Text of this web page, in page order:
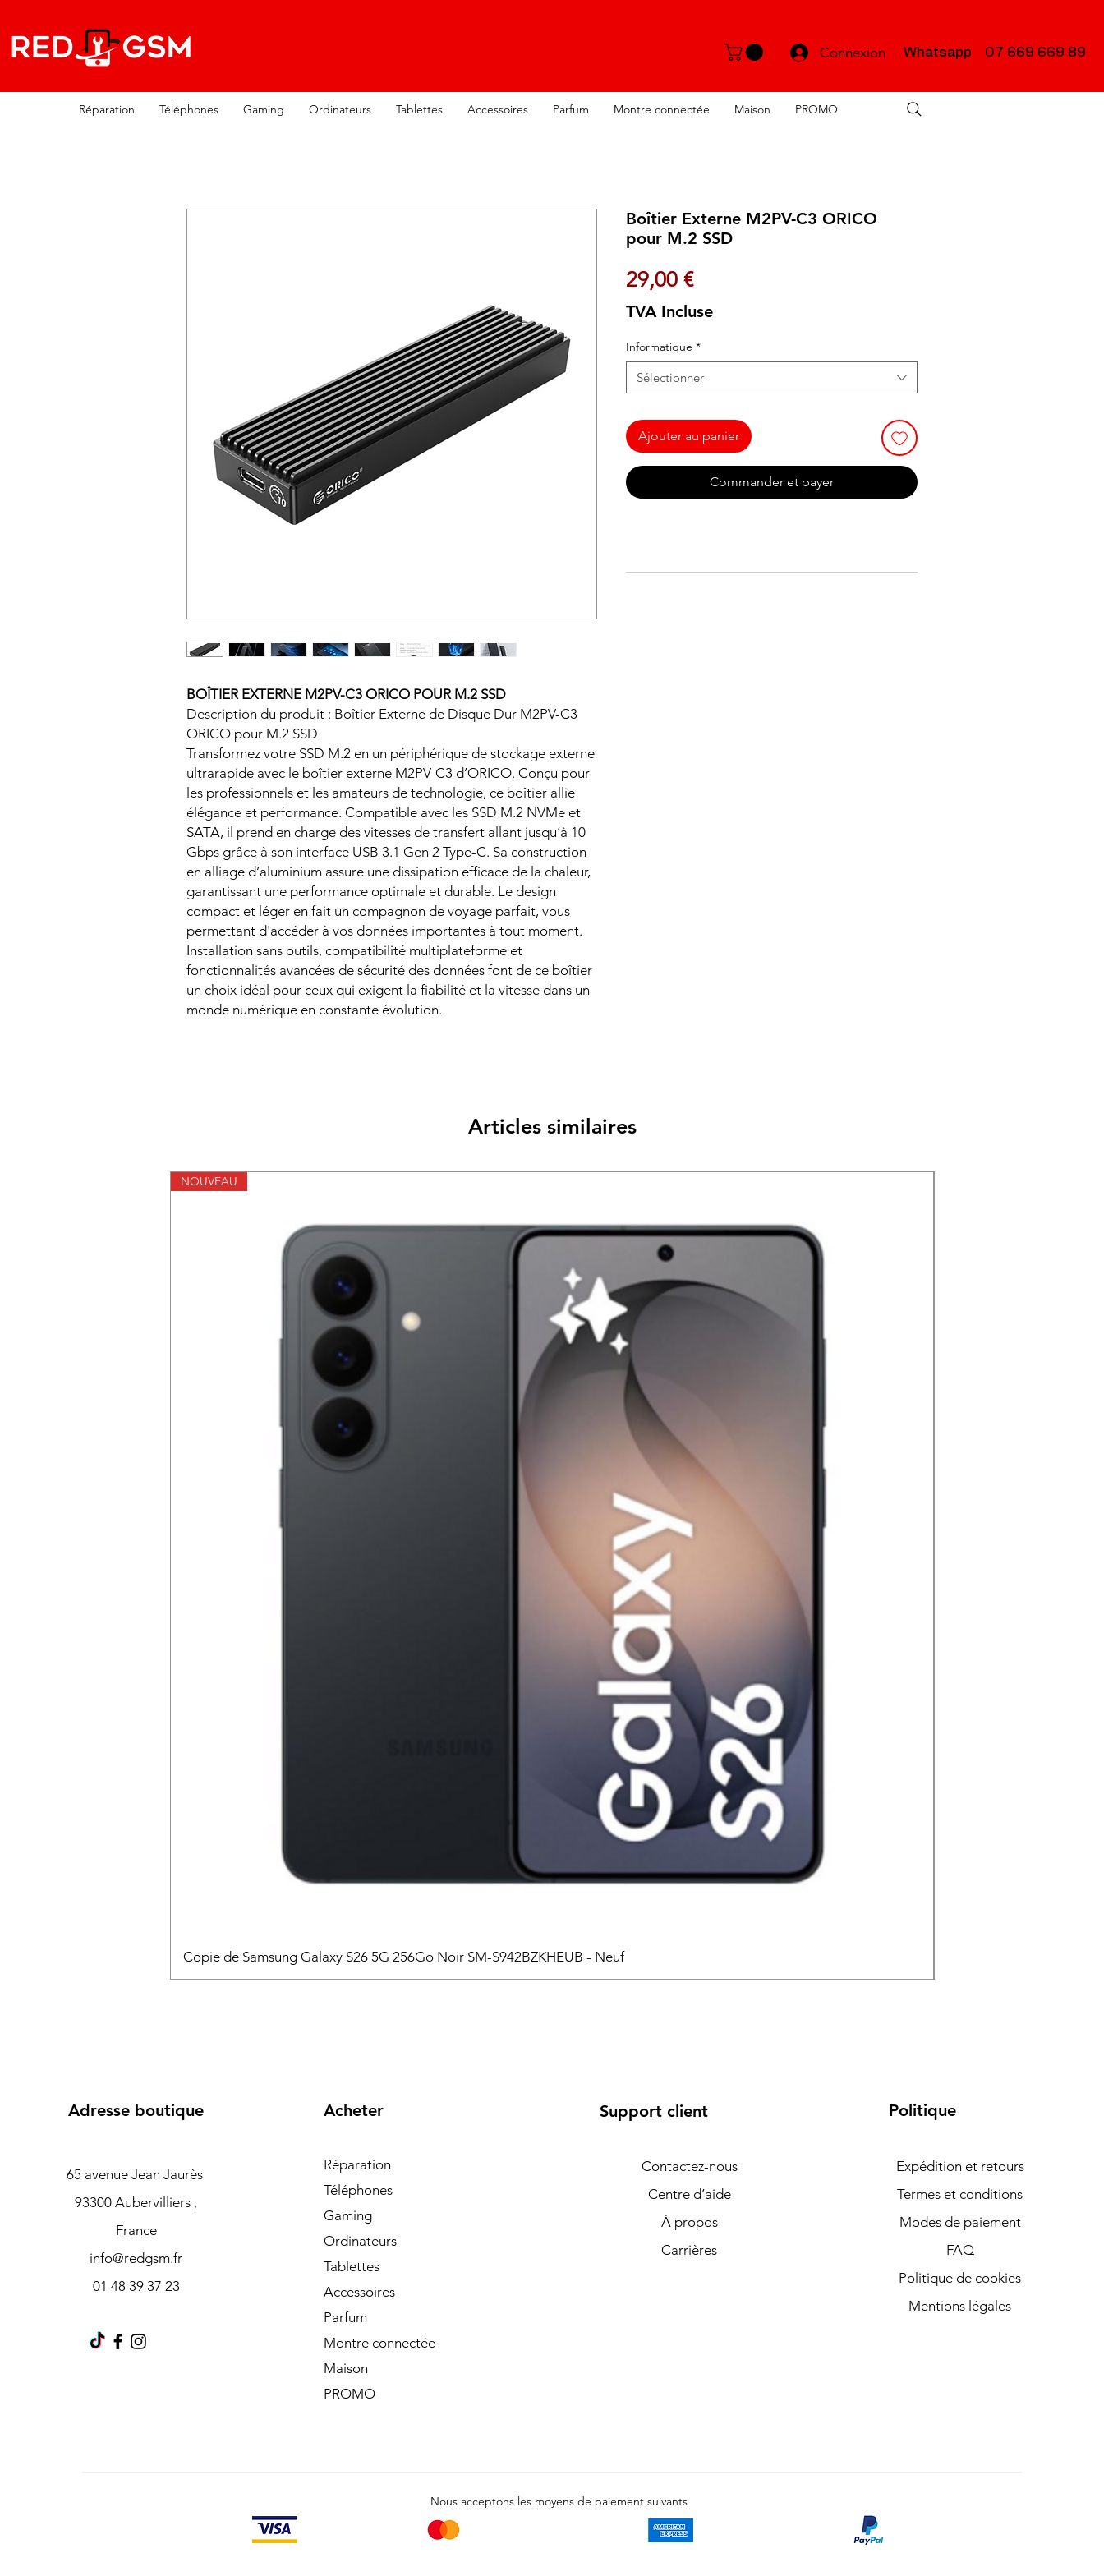
Connexion Whatsapp 07 669 669 89
Réparation Téléphones Gaming Ordinateurs Tablettes Accessoires Parfum Montre connectée Maison PROMO
BOÎTIER EXTERNE M2PV-C3 ORICO POUR M.2 SSD
Description du produit : Boîtier Externe de Disque Dur M2PV-C3
ORICO pour M.2 SSD
Transformez votre SSD M.2 en un périphérique de stockage externe
ultrarapide avec le boîtier externe M2PV-C3 d’ORICO. Conçu pour
les professionnels et les amateurs de technologie, ce boîtier allie
élégance et performance. Compatible avec les SSD M.2 NVMe et
SATA, il prend en charge des vitesses de transfert allant jusqu’à 10
Gbps grâce à son interface USB 3.1 Gen 2 Type-C. Sa construction
en alliage d’aluminium assure une dissipation efficace de la chaleur,
garantissant une performance optimale et durable. Le design
compact et léger en fait un compagnon de voyage parfait, vous
permettant d'accéder à vos données importantes à tout moment.
Installation sans outils, compatibilité multiplateforme et
fonctionnalités avancées de sécurité des données font de ce boîtier
un choix idéal pour ceux qui exigent la fiabilité et la vitesse dans un
monde numérique en constante évolution.
Boîtier Externe M2PV-C3 ORICO
pour M.2 SSD
29,00 €Prix
TVA Incluse
Informatique *
Sélectionner
Ajouter au panier
Commander et payer
Articles similaires
NOUVEAU
Copie de Samsung Galaxy S26 5G 256Go Noir SM-S942BZKHEUB - Neuf
Adresse boutique
65 avenue Jean Jaurès
93300 Aubervilliers ,
France
info@redgsm.fr
01 48 39 37 23
Acheter
Réparation
Téléphones
Gaming
Ordinateurs
Tablettes
Accessoires
Parfum
Montre connectée
Maison
PROMO
Support client
Contactez-nous
Centre d’aide
À propos
Carrières
Politique
Expédition et retours
Termes et conditions
Modes de paiement
FAQ
Politique de cookies
Mentions légales
Nous acceptons les moyens de paiement suivants